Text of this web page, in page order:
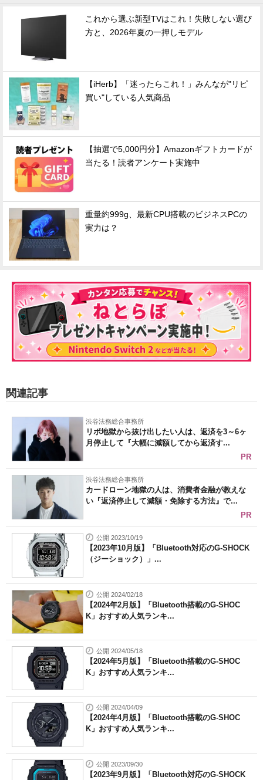
これから選ぶ新型TVはこれ！失敗しない選び
方と、2026年夏の一押しモデル
【iHerb】「迷ったらこれ！」みんなが"リピ
買い"している人気商品
【抽選で5,000円分】Amazonギフトカードが
当たる！読者アンケート実施中
重量約999g、最新CPU搭載のビジネスPCの
実力は？
関連記事
渋谷法務総合事務所
リボ地獄から抜け出したい人は、返済を3～6ヶ
月停止して『大幅に減額してから返済す...
PR
渋谷法務総合事務所
カードローン地獄の人は、消費者金融が教えな
い『返済停止して減額・免除する方法』で...
PR
公開 2023/10/19
【2023年10月版】「Bluetooth対応のG-SHOCK
（ジーショック）」...
公開 2024/02/18
【2024年2月版】「Bluetooth搭載のG-SHOC
K」おすすめ人気ランキ...
公開 2024/05/18
【2024年5月版】「Bluetooth搭載のG-SHOC
K」おすすめ人気ランキ...
公開 2024/04/09
【2024年4月版】「Bluetooth搭載のG-SHOC
K」おすすめ人気ランキ...
公開 2023/09/30
【2023年9月版】「Bluetooth対応のG-SHOCK